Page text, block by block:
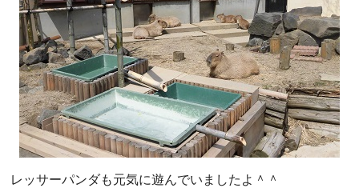
レッサーパンダも元気に遊んでいましたよ＾＾